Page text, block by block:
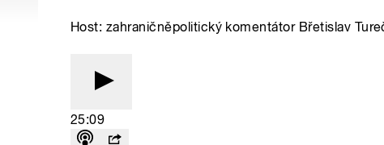
Host: zahraničněpolitický komentátor Břetislav
25:09